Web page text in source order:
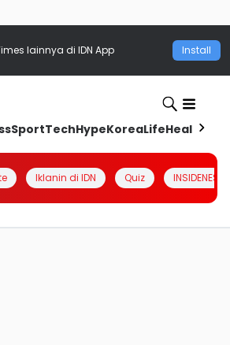
lainnya di IDN App Install
SportTechHypeKoreaLifeHealth
Iklanin di IDN Quiz INSIDENESIA